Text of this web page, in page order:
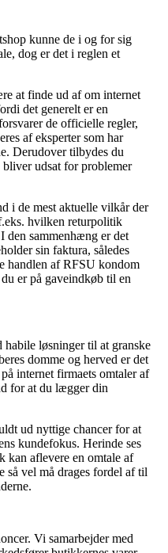
kunne de i og for sig
dog er det i reglen et
at finde ud af om internet
det generelt er en
de officielle regler,
af eksperter som har
Derudover tilbydes du
udsat for problemer
i de mest aktuelle vilkår der
hvilken returpolitik
den sammenhæng er det
sin faktura, således
handlen af RFSU kondom
er på gaveindkøb til en
habile løsninger til at granske
domme og herved er det
internet firmaets omtaler af
for at du lægger din
ud nyttige chancer for at
kundefokus. Herinde ses
kan aflevere en omtale af
så vel må drages fordel af til
Vi samarbejder med